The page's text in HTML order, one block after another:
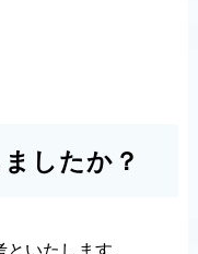
したか？
いたします。